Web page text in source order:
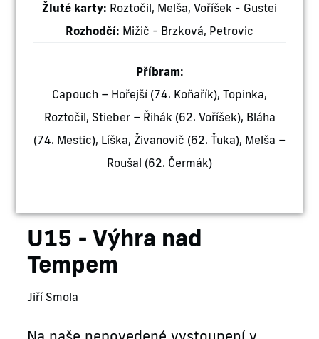
Žluté karty: Roztočil, Melša, Voříšek - Gustei
Rozhodčí: Mižič - Brzková, Petrovic
Příbram:
Capouch – Hořejší (74. Koňařík), Topinka,
Roztočil, Stieber – Řihák (62. Voříšek), Bláha
(74. Mestic), Líška, Živanovič (62. Ťuka), Melša –
Roušal (62. Čermák)
U15 - Výhra nad
Tempem
Jiří Smola